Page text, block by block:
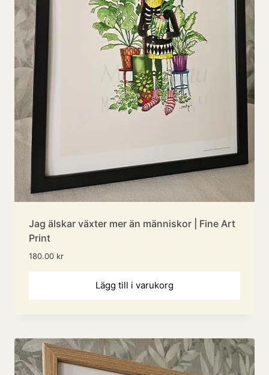
Jag älskar växter mer än människor | Fine Art
Print
180.00 kr
Lägg till i varukorg